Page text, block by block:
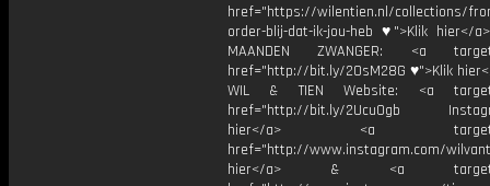
href="https://wilentien.nl/collections/
order-blij-dat-ik-jou-heb ♥">Klik hier</
MAANDEN ZWANGER: <a
href="http://bit.ly/2OsM28G ♥">Klik
WIL & TIEN Website: <a
href="http://bit.ly/2Ucu0gb
hier</a> <a
href="http://www.instagram.com/
hier</a> & <a